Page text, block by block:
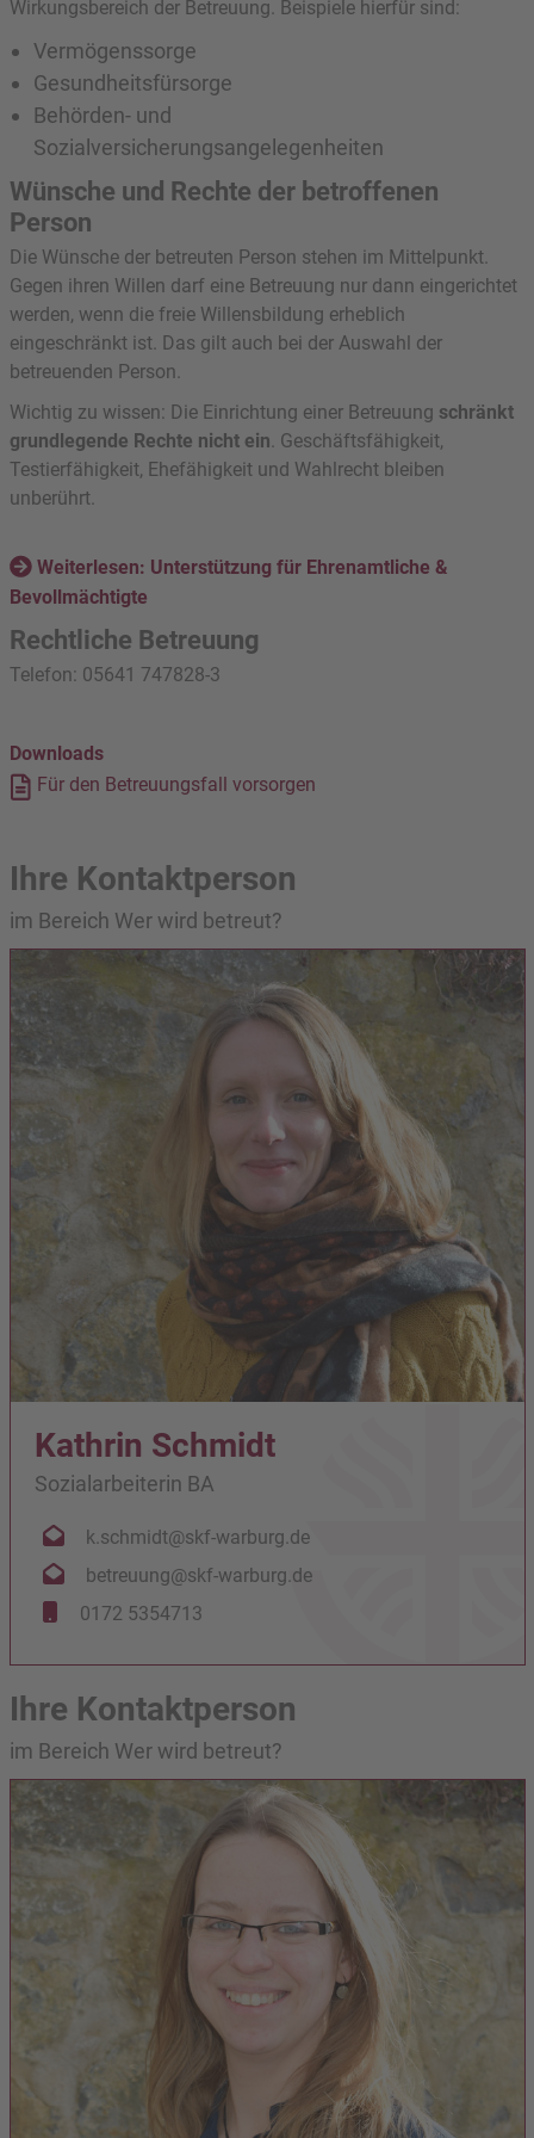
Wirkungsbereich der Betreuung. Beispiele hierfür sind:
Vermögenssorge
Gesundheitsfürsorge
Behörden- und
Sozialversicherungsangelegenheiten
Wünsche und Rechte der betroffenen
Person
Die Wünsche der betreuten Person stehen im Mittelpunkt.
Gegen ihren Willen darf eine Betreuung nur dann eingerichtet
werden, wenn die freie Willensbildung erheblich
eingeschränkt ist. Das gilt auch bei der Auswahl der
betreuenden Person.
Wichtig zu wissen: Die Einrichtung einer Betreuung schränkt
grundlegende Rechte nicht ein. Geschäftsfähigkeit,
Testierfähigkeit, Ehefähigkeit und Wahlrecht bleiben
unberührt.
Weiterlesen: Unterstützung für Ehrenamtliche &
Bevollmächtigte
Rechtliche Betreuung
Telefon: 05641 747828-3
Downloads
Für den Betreuungsfall vorsorgen
Ihre Kontaktperson
im Bereich Wer wird betreut?
Kathrin Schmidt
Sozialarbeiterin BA
k.schmidt@skf-warburg.de
betreuung@skf-warburg.de
0172 5354713
Ihre Kontaktperson
im Bereich Wer wird betreut?